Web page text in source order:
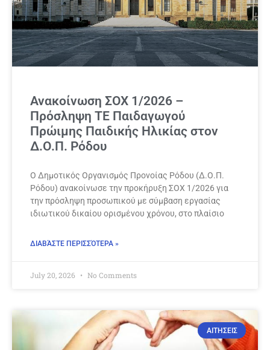
Ανακοίνωση ΣΟΧ 1/2026 –
Πρόσληψη ΤΕ Παιδαγωγού
Πρώιμης Παιδικής Ηλικίας στον
Δ.Ο.Π. Ρόδου
Ο Δημοτικός Οργανισμός Προνοίας Ρόδου (Δ.Ο.Π.
Ρόδου) ανακοίνωσε την προκήρυξη ΣΟΧ 1/2026 για
την πρόσληψη προσωπικού με σύμβαση εργασίας
ιδιωτικού δικαίου ορισμένου χρόνου, στο πλαίσιο
ΔΙΑΒΆΣΤΕ ΠΕΡΙΣΣΌΤΕΡΑ »
July 20, 2026 No Comments
ΑΙΤΗΣΕΙΣ